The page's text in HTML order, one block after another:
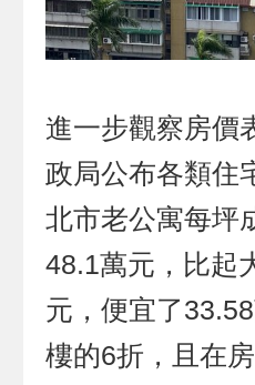
進一步觀察房價
政局公布各類住
北市老公寓每坪
48.1萬元，比起
元，便宜了
樓的6折，且在